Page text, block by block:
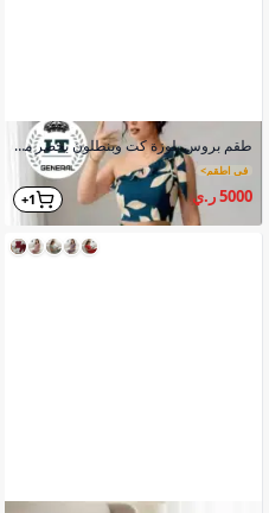
طقم بروس بلوزة كت وبنطلون بخصر مطاط وفتحات فرنسية واسعة
في اطقم>
5000 ر.ي 1+